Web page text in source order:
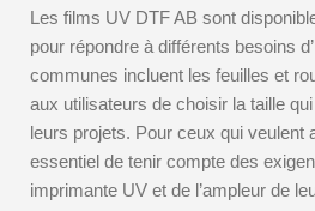
Les films UV DTF AB sont
pour répondre à différents besoins
communes incluent les feuilles et
aux utilisateurs de choisir la taille
leurs projets. Pour ceux qui veulent
essentiel de tenir compte des
imprimante UV et de l’ampleur de